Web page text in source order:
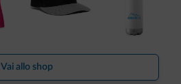
Vai allo shop